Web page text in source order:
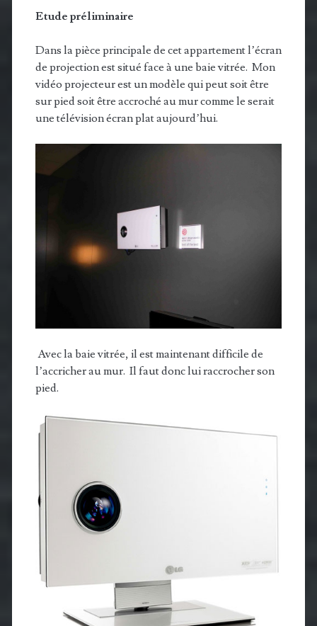
Etude préliminaire
Dans la pièce principale de cet appartement l’écran
de projection est situé face à une baie vitrée. Mon
vidéo projecteur est un modèle qui peut soit être
sur pied soit être accroché au mur comme le serait
une télévision écran plat aujourd’hui.
Avec la baie vitrée, il est maintenant difficile de
l’accricher au mur. Il faut donc lui raccrocher son
pied.